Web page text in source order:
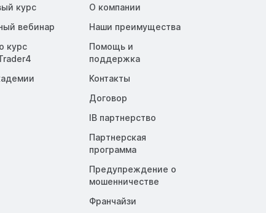
курс
вебинар
курс
О компании
Наши преимущества
Помощь и
поддержка
Контакты
Договор
IB партнерство
Партнерская
программа
Предупреждение о
мошенничестве
Франчайзи